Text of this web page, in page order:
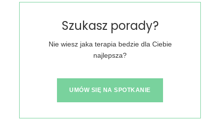
Szukasz porady?
Nie wiesz jaka terapia bedzie dla Ciebie
najlepsza?
UMÓW SIĘ NA SPOTKANIE